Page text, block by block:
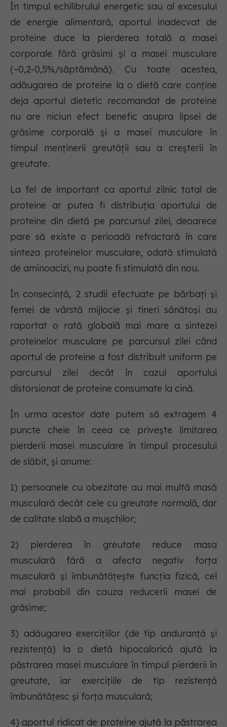
În timpul echilibrului energetic sau al excesului
de energie alimentară, aportul inadecvat de
proteine duce la pierderea totală a masei
corporale fără grăsimi și a masei musculare
(~0,2-0,5%/săptămână). Cu toate acestea,
adăugarea de proteine la o dietă care conține
deja aportul dietetic recomandat de proteine
nu are niciun efect benefic asupra lipsei de
grăsime corporală și a masei musculare în
timpul menținerii greutății sau a creșterii în
greutate.
La fel de important ca aportul zilnic total de
proteine ar putea fi distribuția aportului de
proteine din dietă pe parcursul zilei, deoarece
pare să existe o perioadă refractară în care
sinteza proteinelor musculare, odată stimulată
de aminoacizi, nu poate fi stimulată din nou.
În consecință, 2 studii efectuate pe bărbați și
femei de vârstă mijlocie și tineri sănătoși au
raportat o rată globală mai mare a sintezei
proteinelor musculare pe parcursul zilei când
aportul de proteine a fost distribuit uniform pe
parcursul zilei decât în cazul aportului
distorsionat de proteine consumate la cină.
În urma acestor date putem să extragem 4
puncte cheie în ceea ce privește limitarea
pierderii masei musculare în timpul procesului
de slăbit, și anume:
1) persoanele cu obezitate au mai multă masă
musculară decât cele cu greutate normală, dar
de calitate slabă a mușchilor;
2) pierderea în greutate reduce masa
musculară fără a afecta negativ forța
musculară și îmbunătățește funcția fizică, cel
mai probabil din cauza reducerii masei de
grăsime;
3) adăugarea exercițiilor (de tip anduranță și
rezistență) la o dietă hipocalorică ajută la
păstrarea masei musculare în timpul pierderii în
greutate, iar exercițiile de tip rezistență
îmbunătățesc și forța musculară;
4) aportul ridicat de proteine ajută la păstrarea